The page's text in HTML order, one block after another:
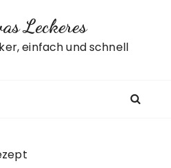
Leckeres
einfach und schnell